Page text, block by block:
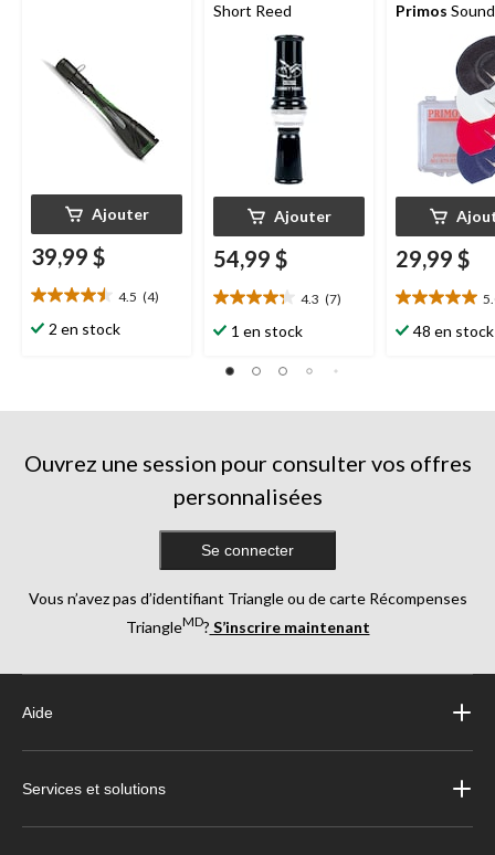
Ajouter
39,99 $
4.5 (4)
4.5
étoile(s)
évaluations
2 en stock
Short Reed
Ajouter
54,99 $
4.3 (7)
4.3
étoile(s)
5.
évaluations
1 en stock
Primos
Series Select
29,99 $
5.0
étoile(s)
évaluations
48 en stock
Ouvrez une session pour consulter vos offres
personnalisées
Se connecter
Vous n’avez pas d’identifiant Triangle ou de carte Récompenses
TriangleMD? S’inscrire maintenant
Aide
Services et solutions